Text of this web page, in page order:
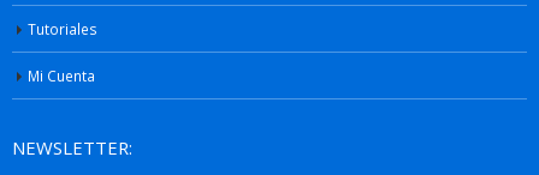
Tutoriales
Mi Cuenta
NEWSLETTER: